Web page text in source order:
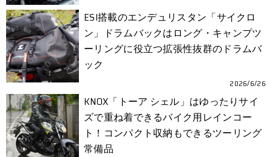
ESI搭載のエンデュリスタン「サイクロ
ン」ドラムバックはロング・キャンプツ
ーリングに役立つ拡張性抜群のドラムバ
ック
2026/6/26
KNOX「トーア シェル」はゆったりサイ
ズで重ね着できるバイク用レインコー
ト！コンパクト収納もできるツーリング
常備品